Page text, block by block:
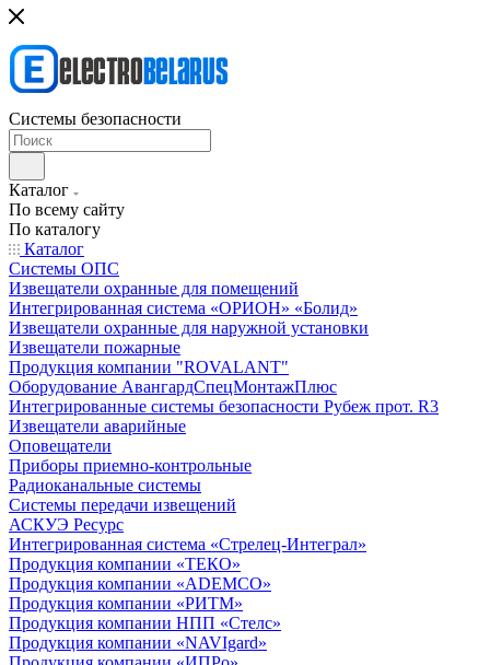
Системы безопасности
Каталог
По всему сайту
По каталогу
Каталог
Системы ОПС
Извещатели охранные для помещений
Интегрированная система «ОРИОН» «Болид»
Извещатели охранные для наружной установки
Извещатели пожарные
Продукция компании "ROVALANT"
Оборудование АвангардСпецМонтажПлюс
Интегрированные системы безопасности Рубеж прот. R3
Извещатели аварийные
Оповещатели
Приборы приемно-контрольные
Радиоканальные системы
Системы передачи извещений
АСКУЭ Ресурс
Интегрированная система «Стрелец-Интеграл»
Продукция компании «ТЕКО»
Продукция компании «ADEMCO»
Продукция компании «РИТМ»
Продукция компании НПП «Стелс»
Продукция компании «NAVIgard»